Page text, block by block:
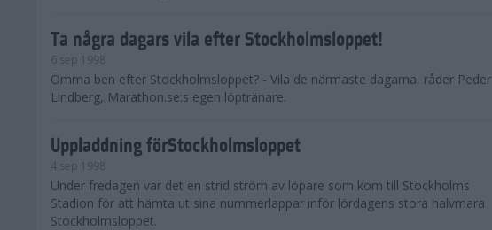
Ta några dagars vila efter Stockholmsloppet!
6 sep 1998
Ömma ben efter Stockholmsloppet? - Vila de närmaste dagarna, råder Peder
Lindberg, Marathon.se:s egen löptränare.
Uppladdning förStockholmsloppet
4 sep 1998
Under fredagen var det en strid ström av löpare som kom till Stockholms
Stadion för att hämta ut sina nummerlappar inför lördagens stora halvmara
Stockholmsloppet.